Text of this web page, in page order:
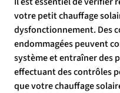
votre petit chauffage
dysfonctionnement. Des
endommagées peuvent
système et entraîner des
effectuant des contrôles
que votre chauffage